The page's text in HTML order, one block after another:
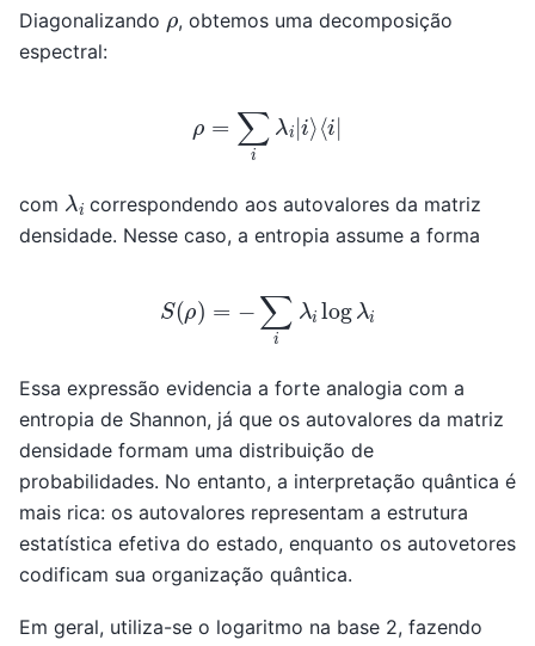
Diagonalizando ρ, obtemos uma decomposição
espectral:
=∑iλ i| ⟩ ⟨i
com λ correspondendo aos autovalores da matriz
densidade. Nesse caso, a entropia assume a forma
S ( ∑iλ log
Essa expressão evidencia a forte analogia com a
entropia de Shannon, já que os autovalores da matriz
densidade formam uma distribuição de
probabilidades. No entanto, a interpretação quântica é
mais rica: os autovalores representam a estrutura
estatística efetiva do estado, enquanto os autovetores
codificam sua organização quântica.
Em geral, utiliza-se o logaritmo na base 2, fazendo